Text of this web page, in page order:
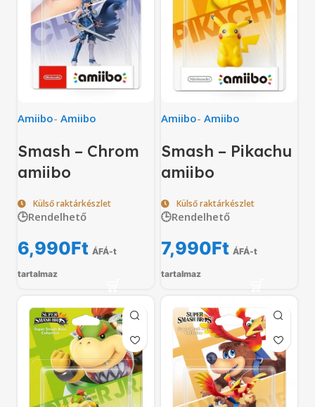
Amiibo- Amiibo
Smash – Chrom
amiibo
Külső raktárkészlet
🕒Rendelhető
6,990Ft ÁFÁ-t
tartalmaz
Amiibo- Amiibo
Smash – Pikachu
amiibo
Külső raktárkészlet
🕒Rendelhető
7,990Ft ÁFÁ-t
tartalmaz